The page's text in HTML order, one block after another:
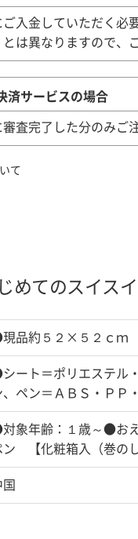
入金していただく必
とは異なりますので、
済サービスの場合
査完了した分のみご
て
めてのスイス
品約５２×５２ｃｍ
ート＝ポリエステル
、ペン＝ＡＢＳ・ＰＰ
象年齢：１歳～●お
ン 【化粧箱入（巻のし
国